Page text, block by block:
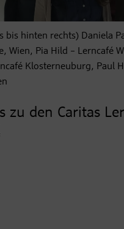
bis hinten rechts) Daniela
Wien, Pia Hild – Lerncafé
Klosterneuburg, Paul
zu den Caritas